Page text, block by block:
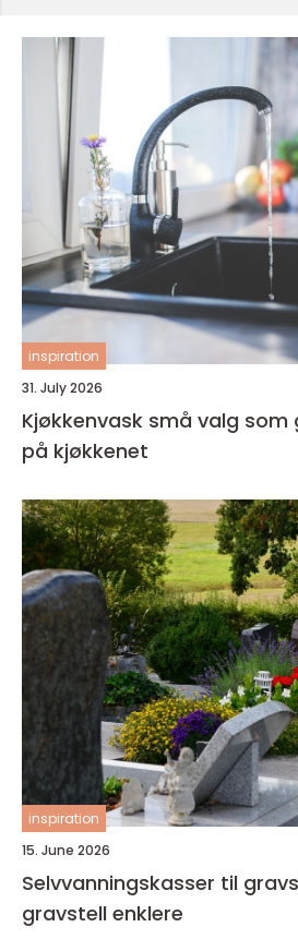
inspiration
31. July 2026
Kjøkkenvask små valg som gjør stor forskjell
på kjøkkenet
inspiration
15. June 2026
Selvvanningskasser til
gravstell enklere